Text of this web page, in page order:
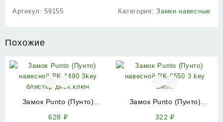
Артикул:59155 Категория:Замки навесные
Похожие
Замок Punto (Пунто)
628 ₽
Замок Punto (Пунто)
322₽